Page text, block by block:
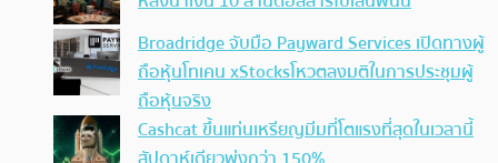
Broadridge จับมือ Payward Services เปิดทางผู้
ถือหุ้นโทเคน xStocksโหวตลงมติในการประชุมผู้
ถือหุ้นจริง
Cashcat ขึ้นแท่นเหรียญมีมที่โตแรงที่สุดในเวลานี้